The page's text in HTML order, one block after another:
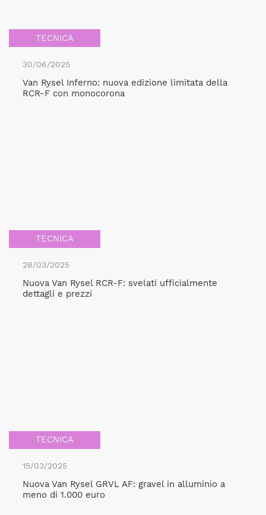
TECNICA
30/06/2025
Van Rysel Inferno: nuova edizione limitata della
RCR-F con monocorona
TECNICA
28/03/2025
Nuova Van Rysel RCR-F: svelati ufficialmente
dettagli e prezzi
TECNICA
15/03/2025
Nuova Van Rysel GRVL AF: gravel in alluminio a
meno di 1.000 euro